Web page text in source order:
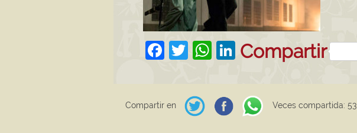
Facebook
Twitter
WhatsApp
LinkedIn
Compartir
Compartir en Veces compartida: 53